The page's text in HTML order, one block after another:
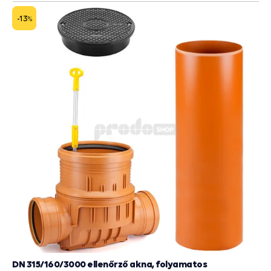
még egy DN 315-ös csatornacsõt és egy 2000 kg teherbírású
burkolatot. A kötések tömítettségét gumitömítések
-13%
DN 315/160/3000 ellenőrző akna, folyamatos